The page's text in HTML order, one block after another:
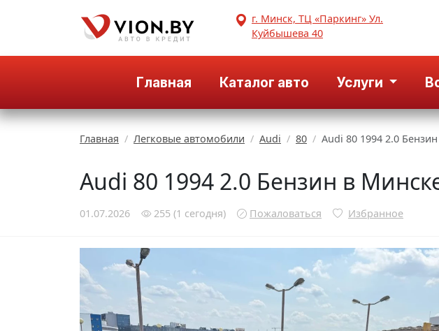
г. Минск, ТЦ «Паркинг» Ул.
Куйбышева 40
Главная Каталог авто Услуги
Главная Легковые автомобили Audi 80 Audi 80 1994 2.0
Audi 80 1994 2.0 Бензин в
01.07.2026 255 (1 сегодня) Пожаловаться Избранное